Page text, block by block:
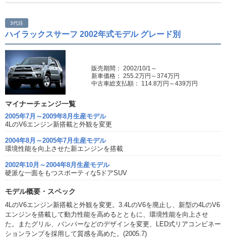
3代目
ハイラックスサーフ 2002年式モデル グレード別
販売期間： 2002/10/1～
新車価格： 255.2万円～374万円
中古車総支払額： 114.8万円～439万円
マイナーチェンジ一覧
2005年7月～2009年8月生産モデル
4LのV6エンジン新搭載と外観を変更
2004年8月～2005年7月生産モデル
環境性能を向上させた新エンジンを搭載
2002年10月～2004年8月生産モデル
硬派な一面をもつスポーティな5ドアSUV
モデル概要・スペック
4LのV6エンジン新搭載と外観を変更。3.4LのV6を廃止し、新型の4LのV6
エンジンを搭載して動力性能を高めるとともに、環境性能を向上させ
た。またグリル、バンパーなどのデザインを変更、LED式リアコンビネー
ションランプを採用して質感を高めた。(2005.7)